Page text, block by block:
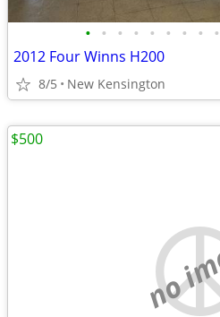
• • • • • • • • •
2012 Four Winns H200
8/5 New Kensington
no
$500